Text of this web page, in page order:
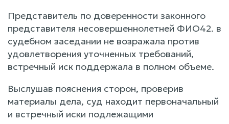
Представитель по доверенности законного
представителя несовершеннолетней ФИО42. в
судебном заседании не возражала против
удовлетворения уточненных требований,
встречный иск поддержала в полном объеме.
Выслушав пояснения сторон, проверив
материалы дела, суд находит первоначальный
и встречный иски подлежащими